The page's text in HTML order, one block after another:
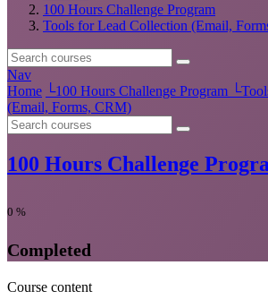
100 Hours Challenge Program
Tools for Lead Collection (Email,
Nav
Home └100 Hours Challenge Program └
(Email, Forms, CRM)
100 Hours Challenge
0 %
Completed
Course content